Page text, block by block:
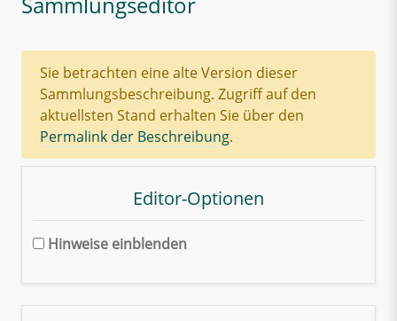
Sie betrachten eine alte Version dieser
Sammlungsbeschreibung. Zugriff auf den
aktuellsten Stand erhalten Sie über den
Permalink der Beschreibung.
Editor-Optionen
Hinweise einblenden